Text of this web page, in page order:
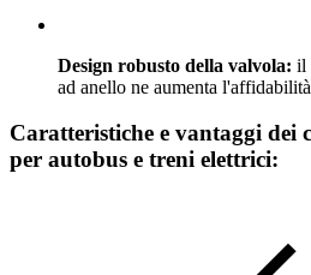
Design robusto della valvola: il
ad anello ne aumenta
Caratteristiche e vantaggi dei
per autobus e treni elettrici: